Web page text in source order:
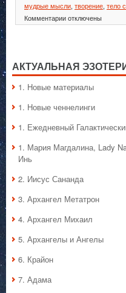
мудрые мысли творение тело
Комментариик
записи
Творения
отключены
АКТУАЛЬНАЯ
1. Hовые материалы
1. Hовые ченнелинги
1. Ежедневный
1. Мария Магдалина, Lady
Инь
2. Иисус Сананда
3. Архангел Метатрон
4. Архангел Михаил
5. Архангелы и Ангелы
6. Крайон
7. Адама